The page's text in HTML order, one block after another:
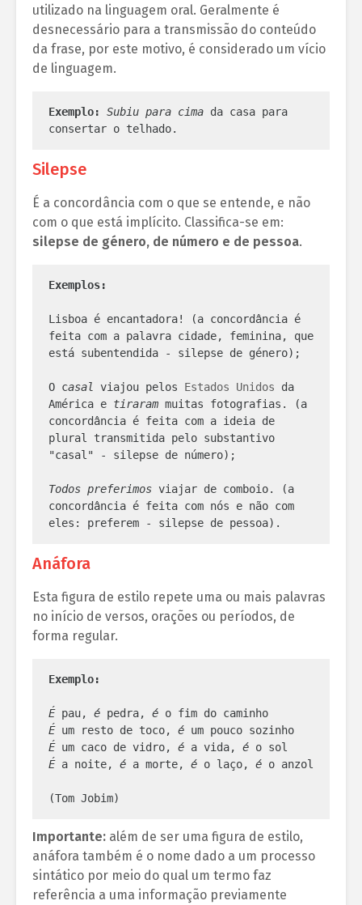
utilizado na linguagem oral. Geralmente é
desnecessário para a transmissão do conteúdo
da frase, por este motivo, é considerado um vício
de linguagem.
Exemplo: Subiu para cima da casa para
consertar o telhado.
Silepse
É a concordância com o que se entende, e não
com o que está implícito. Classifica-se em:
silepse de género, de número e de pessoa.
Exemplos:
Lisboa é encantadora! (a concordância é
feita com a palavra cidade, feminina, que
está subentendida - silepse de género);
O casal viajou pelos Estados Unidos da
América e tiraram muitas fotografias. (a
concordância é feita com a ideia de
plural transmitida pelo substantivo
"casal" - silepse de número);
Todos preferimos viajar de comboio. (a
concordância é feita com nós e não com
eles: preferem - silepse de pessoa).
Anáfora
Esta figura de estilo repete uma ou mais palavras
no início de versos, orações ou períodos, de
forma regular.
Exemplo:
É pau, é pedra, é
É um resto de toco, é
É um caco de vidro, é a vida, é
É a noite, é a morte, é o laço, é o anzol
(Tom Jobim)
Importante: além de ser uma figura de estilo,
anáfora também é o nome dado a um processo
sintático por meio do qual um termo faz
referência a uma informação previamente